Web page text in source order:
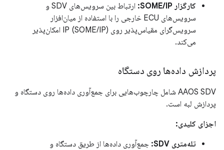
کارگزار SOME/IP:
ارتباط بین سرویس‌های SDV و
سرویس‌های ECU خارجی را با استفاده از میان‌افزار
سرویس‌گرای مقیاس‌پذیر روی IP (SOME/IP) امکان‌پذیر
می‌کند.
پردازش داده‌ها روی دستگاه
AAOS SDV شامل چارچوب‌هایی برای جمع‌آوری داده‌ها روی دستگاه و
پردازش لبه است.
اجزای کلیدی:
تله‌متری SDV:
جمع‌آوری داده‌ها از طریق دستگاه و